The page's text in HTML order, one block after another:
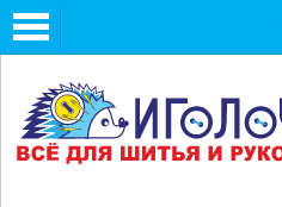
Toggle
navigation